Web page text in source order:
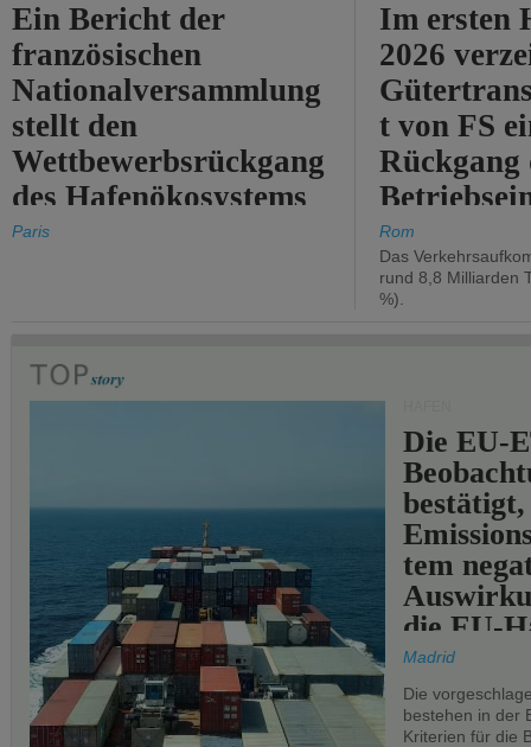
Ein Bericht der
französischen
Nationalversammlung
stellt den
Wettbewerbsrückgang
des Hafenökosystems
des Staates fest.
Paris
Im ersten
2026
t von FS
Rückgang
um 2,7 %.
Rom
Das
rund 8,8 Milliarden
%).
Die EU-
bestätigt,
tem
die EU-
Madrid
Die
bestehen in der
Kriterien für die